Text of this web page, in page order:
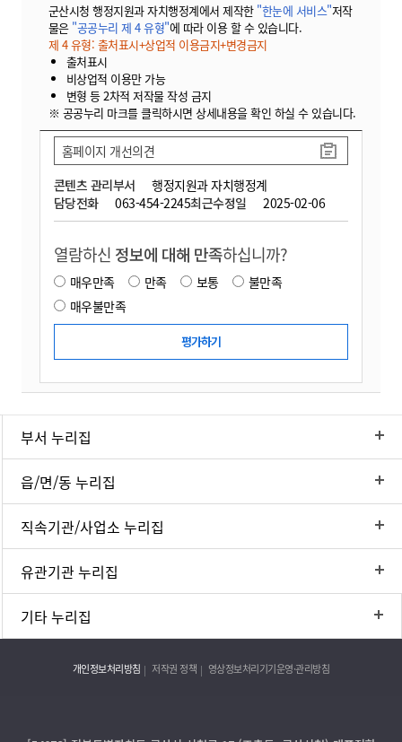
군산시청 행정지원과 자치행정계에서 제작한 "한눈에 서비스"저작
물은 "공공누리 제 4 유형"에 따라 이용 할 수 있습니다.
제 4 유형: 출처표시+상업적 이용금지+변경금지
출처표시
비상업적 이용만 가능
변형 등 2차적 저작물 작성 금지
※ 공공누리 마크를 클릭하시면 상세내용을 확인 하실 수 있습니다.
콘텐츠 관리부서
행정지원과 자치행정계
담당전화
063-454-2245최근수정일 2025-02-06
홈페이지 개선의견
열람하신 정보에 대해 만족하십니까?
매우만족 만족 보통
불만족
매우불만족
부서 누리집
읍/면/동 누리집
직속기관/사업소 누리집
유관기관 누리집
기타 누리집
개인정보처리방침 저작권 정책 영상정보처리기기운영·관리방침